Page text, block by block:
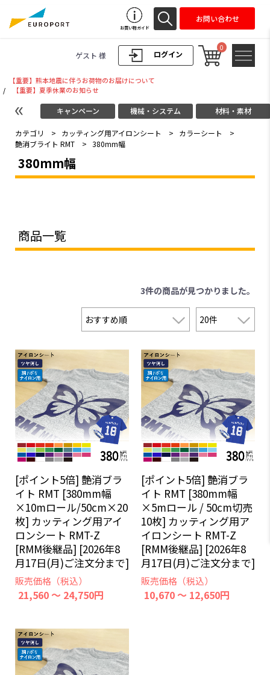
ログイン
ゲスト 様
0
お買い物ガイド
お問い合わせ
【重要】熊本地震に伴うお荷物のお届けについて
/
【重要】夏季休業のお知らせ
キャンペーン 機械・システム 材料・素材
カテゴリ > カッティング用アイロンシート > カラーシート
>
艶消ブライト RMT
> 380mm幅
380mm幅
商品一覧
3件の商品が見つかりました。
[ポイント5倍] 艶消ブラ
イト RMT [380mm幅
×10mロール/50cm×20
枚] カッティング用アイ
ロンシート RMT-Z
[RMM後継品] [2026年8
月17日(月)ご注文分まで]
販売価格（税込）
21,560 ～ 24,750円
[ポイント5倍] 艶消ブラ
イト RMT [380mm幅
×5mロール / 50cm切売
10枚] カッティング用ア
イロンシート RMT-Z
[RMM後継品] [2026年8
月17日(月)ご注文分まで]
販売価格（税込）
10,670 ～ 12,650円